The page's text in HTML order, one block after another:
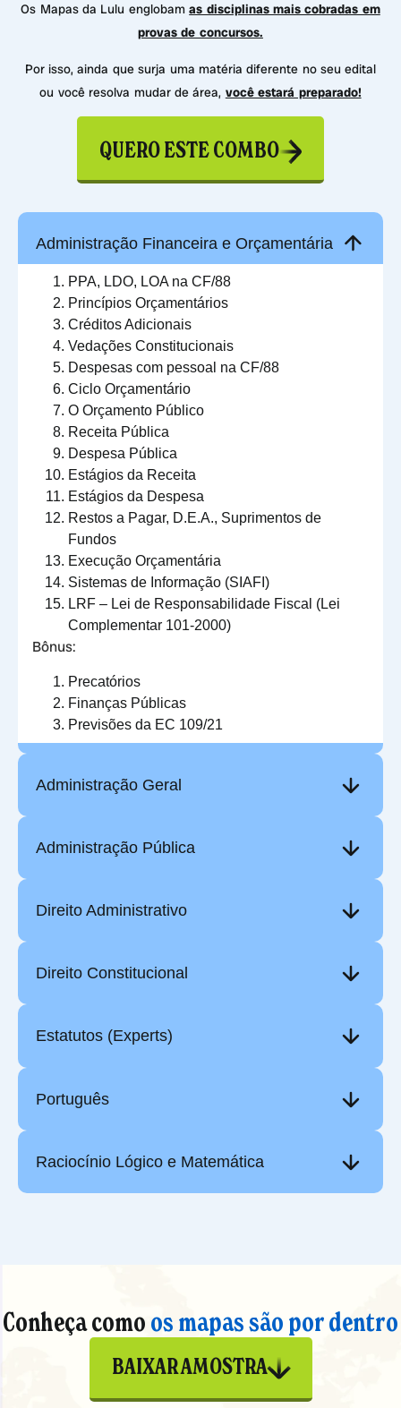
Os Mapas da Lulu englobamas disciplinas mais cobradas em
provas de concursos.
Por isso, ainda que surja uma matéria diferente no seu edital
ou você resolva mudar de área, você estará preparado!
QUERO ESTE COMBO
Administração Financeira e Orçamentária
PPA, LDO, LOA na CF/88
Princípios Orçamentários
Créditos Adicionais
Vedações Constitucionais
Despesas com pessoal na CF/88
Ciclo Orçamentário
O Orçamento Público
Receita Pública
Despesa Pública
Estágios da Receita
Estágios da Despesa
Restos a Pagar, D.E.A., Suprimentos de
Fundos
Execução Orçamentária
Sistemas de Informação (SIAFI)
LRF – Lei de Responsabilidade Fiscal (Lei
Complementar 101-2000)
Bônus:
Precatórios
Finanças Públicas
Previsões da EC 109/21
Administração Geral
Administração Pública
Direito Administrativo
Direito Constitucional
Estatutos (Experts)
Português
Raciocínio Lógico e Matemática
Conheça como os mapas são por dentro
BAIXAR AMOSTRA